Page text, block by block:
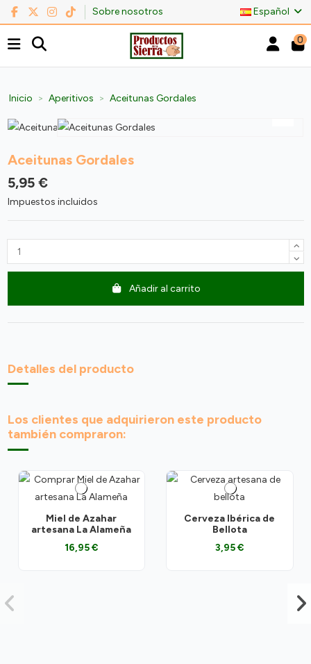
Sobre nosotros Español
0
Inicio Aperitivos Aceitunas Gordales
Aceitunas Gordales
5,95 €
Impuestos incluidos
Añadir al carrito
Detalles del producto
Los clientes que adquirieron este producto
también compraron:
Miel de Azahar
artesana La Alameña
16,95 €
Cerveza Ibérica de
Bellota
3,95 €